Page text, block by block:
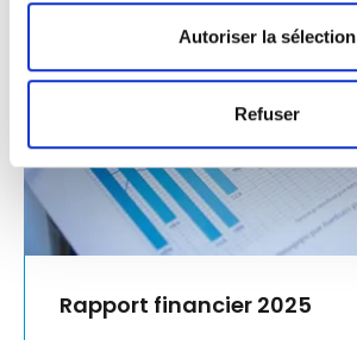
Autoriser la sélection
Refuser
Rapport financier 2025